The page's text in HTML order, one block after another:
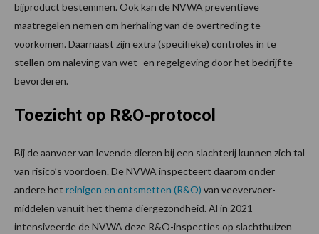
bijproduct bestemmen. Ook kan de NVWA preventieve
maatregelen nemen om herhaling van de overtreding te
voorkomen. Daarnaast zijn extra (specifieke) controles in te
stellen om naleving van wet- en regelgeving door het bedrijf te
bevorderen.
Toezicht op R&O-protocol
Bij de aanvoer van levende dieren bij een slachterij kunnen zich tal
van risico’s voordoen. De NVWA inspecteert daarom onder
andere het reinigen en ontsmetten (R&O) van veevervoer-
middelen vanuit het thema diergezondheid. Al in 2021
intensiveerde de NVWA deze R&O-inspecties op slachthuizen